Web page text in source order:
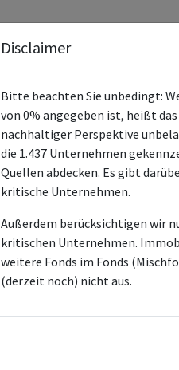
Fonds
Disclaimer
Bitte beachten Sie unbedingt:
von 0% angegeben ist, heißt
nachhaltiger Perspektive
die 1.437 Unternehmen
Quellen abdecken. Es gibt
kritische Unternehmen.
Außerdem berücksichtigen wir
kritischen Unternehmen.
weitere Fonds im Fonds
(derzeit noch) nicht aus.